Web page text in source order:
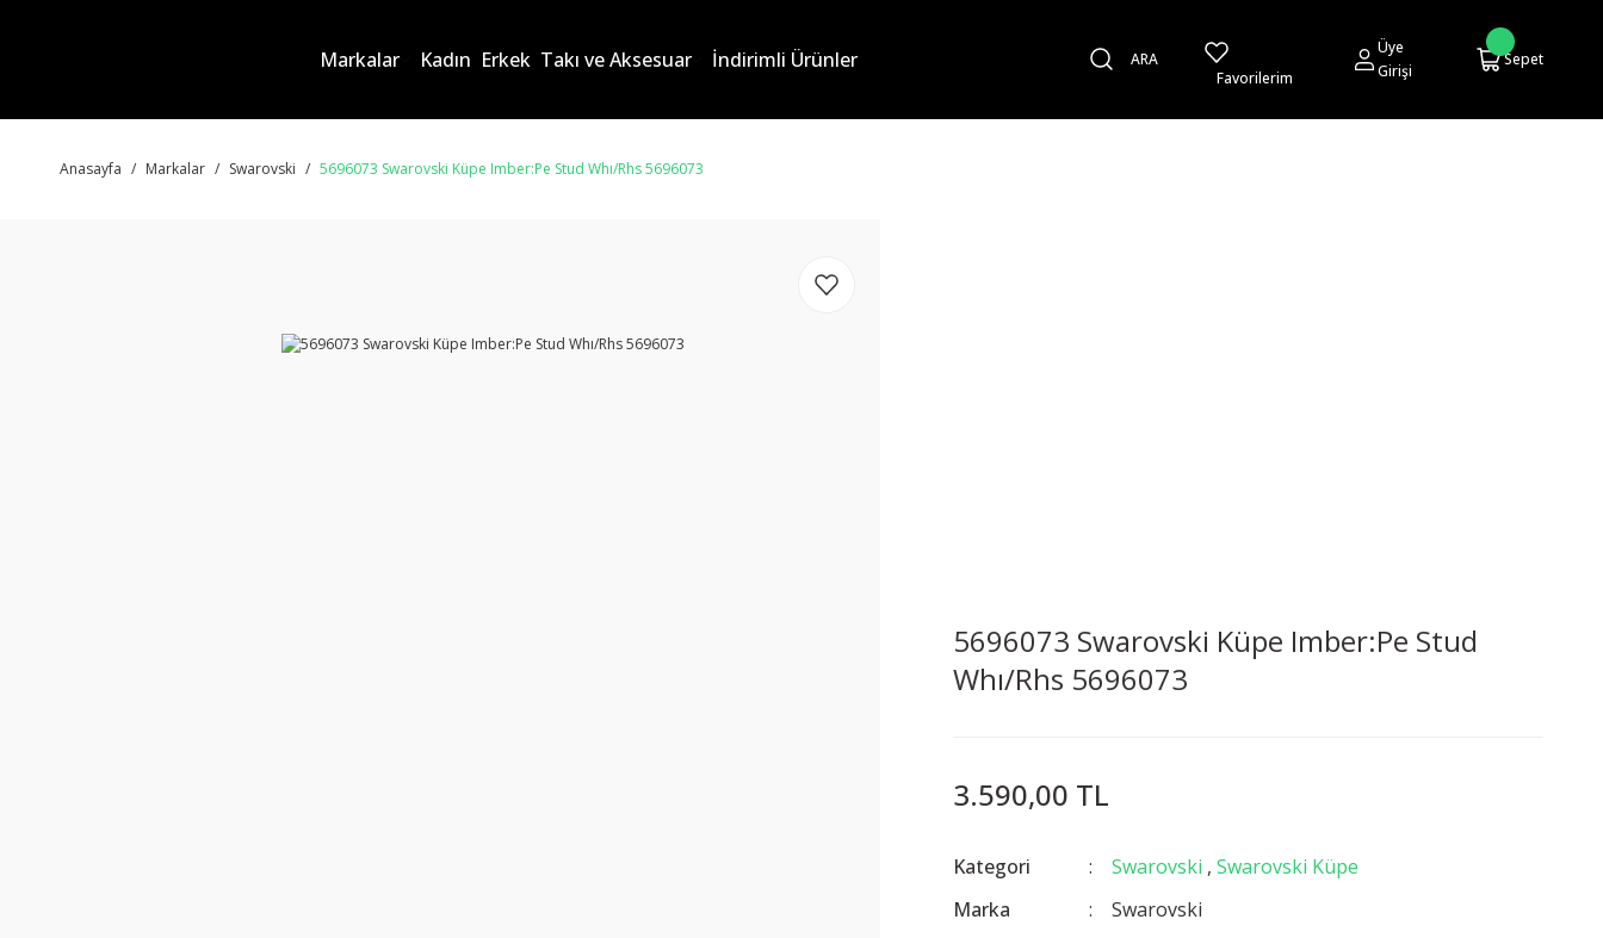
Markalar Kadın Erkek Takı ve Aksesuar İndirimli Ürünler
ARA
Favorilerim
Üye
Girişi
Sepet
Anasayfa Markalar Swarovski 5696073 Swarovski Küpe Imber:Pe Stud Whı/Rhs 5696073
5696073 Swarovski Küpe Imber:Pe Stud
Whı/Rhs 5696073
3.590,00 TL
Kategori Swarovski , Swarovski Küpe
Marka
Swarovski